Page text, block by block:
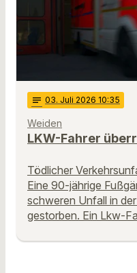
notes 03. Juli 2026 10:35
Weiden
LKW-Fahrer
Tödlicher
Eine 90-jährige
schweren Unfall in
gestorben. Ein Lkw-